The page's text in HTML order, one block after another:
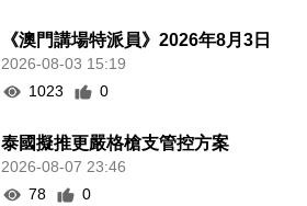
《澳門講場特派員》2026年8月3日
2026-08-03 15:19
1023
0
泰國擬推更嚴格槍支管控方案
2026-08-07 23:46
78
0